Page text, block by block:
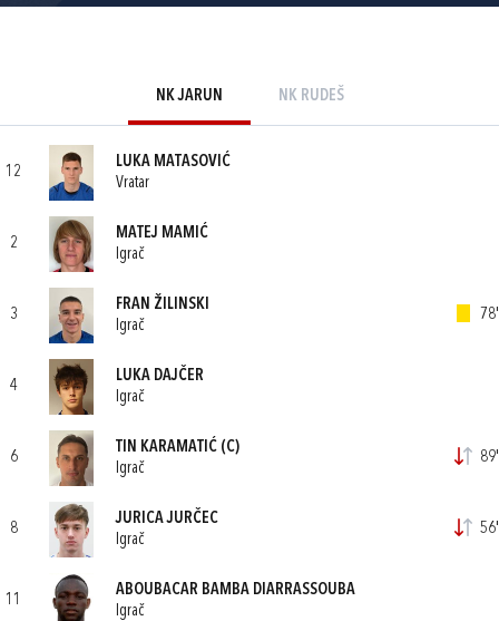
NK JARUN NK RUDEŠ
12
LUKA MATASOVIĆ
Vratar
2
MATEJ MAMIĆ
Igrač
3
FRAN ŽILINSKI
Igrač
78'
4
LUKA DAJČER
Igrač
6
TIN KARAMATIĆ (C)
Igrač
89'
8
JURICA JURČEC
Igrač
56'
11
ABOUBACAR BAMBA DIARRASSOUBA
Igrač